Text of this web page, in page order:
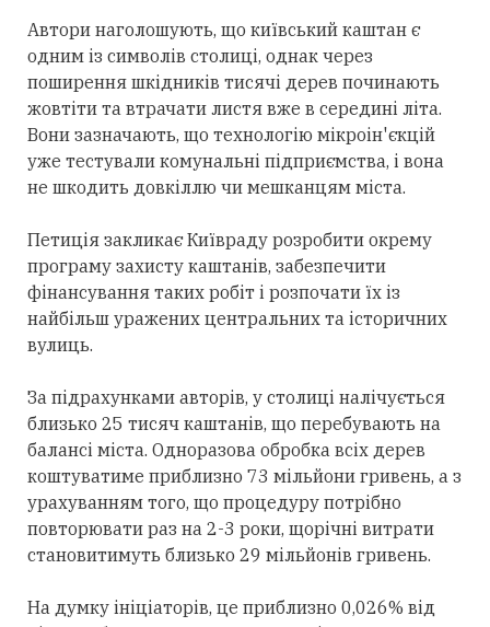
Автори наголошують, що київський каштан є
одним із символів столиці, однак через
поширення шкідників тисячі дерев починають
жовтіти та втрачати листя вже в середині літа.
Вони зазначають, що технологію мікроін'єкцій
уже тестували комунальні підприємства, і вона
не шкодить довкіллю чи мешканцям міста.
Петиція закликає Київраду розробити окрему
програму захисту каштанів, забезпечити
фінансування таких робіт і розпочати їх із
найбільш уражених центральних та історичних
вулиць.
За підрахунками авторів, у столиці налічується
близько 25 тисяч каштанів, що перебувають на
балансі міста. Одноразова обробка всіх дерев
коштуватиме приблизно 73 мільйони гривень, а з
урахуванням того, що процедуру потрібно
повторювати раз на 2-3 роки, щорічні витрати
становитимуть близько 29 мільйонів гривень.
На думку ініціаторів, це приблизно 0,026% від